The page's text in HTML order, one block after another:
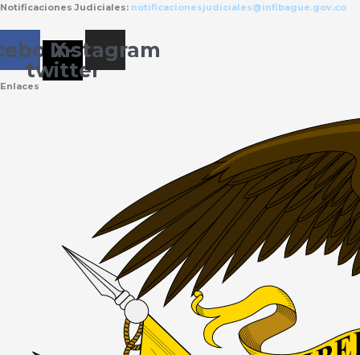
Notificaciones Judiciales: notificacionesjudiciales@infibague.gov.co
X-
twitter
Instagram
Enlaces